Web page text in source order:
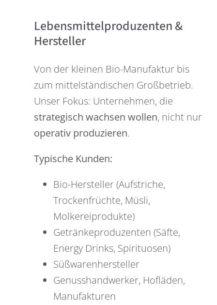
Lebensmittelproduzenten &
Hersteller
Von der kleinen Bio-Manufaktur bis
zum mittelständischen Großbetrieb.
Unser Fokus: Unternehmen, die
strategisch wachsen wollen, nicht nur
operativ produzieren.
Typische Kunden:
Bio-Hersteller (Aufstriche,
Trockenfrüchte, Müsli,
Molkereiprodukte)
Getränkeproduzenten (Säfte,
Energy Drinks, Spirituosen)
Süßwarenhersteller
Genusshandwerker, Hofläden,
Manufakturen